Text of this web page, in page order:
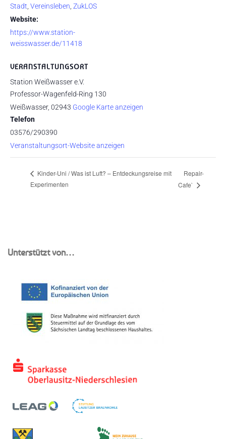
Stadt Vereinsleben ZukLOS
Website:
https://www.station-
weisswasser.de/11418
VERANSTALTUNGSORT
Station Weißwasser e.V.
Professor-Wagenfeld-Ring 130
Weißwasser, 02943 Google Karte anzeigen
Telefon
03576/290390
Veranstaltungsort-Website anzeigen
Kinder-Uni / Was ist Luft? – Entdeckungsreise mit
Experimenten
Repair-
Cafe`
Unterstützt von…